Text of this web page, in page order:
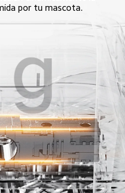
por tu mascota.